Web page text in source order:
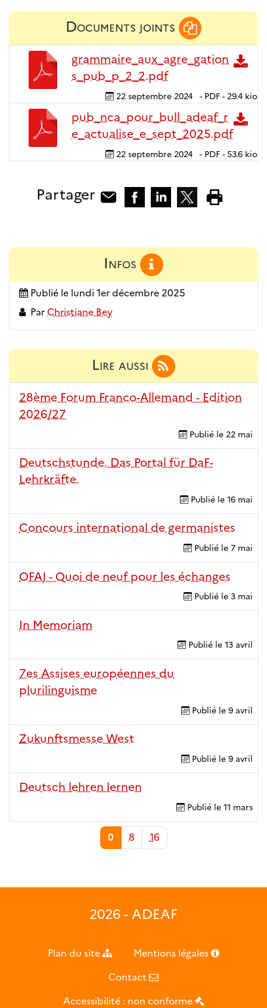
Documents joints
grammaire_aux_agre_gation
s_pub_p_2_2.pdf
22 septembre 2024 - PDF - 29.4 kio
pub_nca_pour_bull_adeaf_r
e_actualise_e_sept_2025.pdf
22 septembre 2024 - PDF - 53.6 kio
Partager
Infos
Publié le lundi 1er décembre 2025
Par Christiane Bey
Lire aussi
28ème Forum Franco-Allemand - Edition
2026/27
Publié le 22 mai
Deutschstunde. Das Portal für DaF-
Lehrkräfte.
Publié le 16 mai
Concours international de germanistes
Publié le 7 mai
OFAJ - Quoi de neuf pour les échanges
Publié le 3 mai
In Memoriam
Publié le 13 avril
7es Assises européennes du
plurilinguisme
Publié le 9 avril
Zukunftsmesse West
Publié le 9 avril
Deutsch lehren lernen
Publié le 11 mars
0 8 16
2026 - ADEAF
Plan du site Mentions légales
Contact
Accessibilité : non conforme